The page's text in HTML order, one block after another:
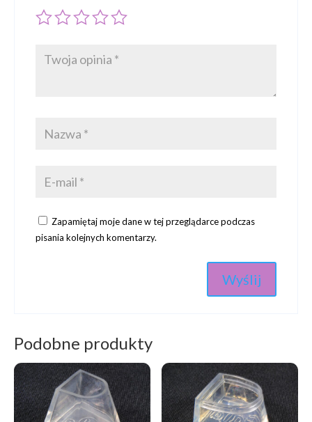
Zapamiętaj moje dane w tej przeglądarce podczas
pisania kolejnych komentarzy.
Podobne produkty